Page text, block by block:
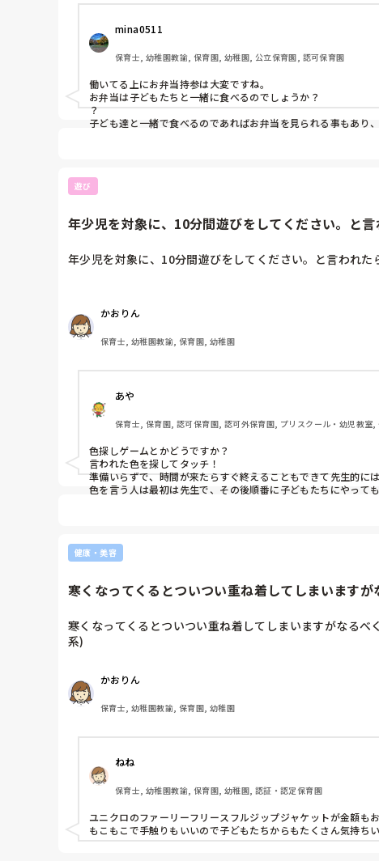
mina0511
保育士, 幼稚園教諭, 保育園, 幼稚園, 公立保育園, 認可保育園
働いてる上にお弁当持参は大変ですね。
お弁当は子どもたちと一緒に食べるのでしょうか？
？
子ども達と一緒で食べるのであればお弁当を見られる事もあ
子どもたちと別で食べるのであれば結構カップラーメンとかパ
遊び
年少児を対象に、10分間遊びをしてください。と
年少児を対象に、10分間遊びをしてください。と言われ
かおりん
保育士, 幼稚園教諭, 保育園, 幼稚園
あや
保育士, 保育園, 認可保育園, 認可外保育園, プリスクール・幼児教室,
色探しゲームとかどうですか？
言われた色を探してタッチ！
準備いらずで、時間が来たらすぐ終えることもできて先生的に
色を言う人は最初は先生で、その後順番に子どもたちにやって
健康・美容
寒くなってくるとついつい重ね着してしまいます
寒くなってくるとついつい重ね着してしまいますがなる
系)
かおりん
保育士, 幼稚園教諭, 保育園, 幼稚園
ねね
保育士, 幼稚園教諭, 保育園, 幼稚園, 認証・認定保育園
ユニクロのファーリーフリースフルジップジャケットが金額も
もこもこで手触りもいいので子どもたちからもたくさん気持